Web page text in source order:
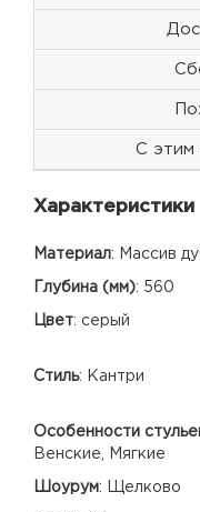
С этим
Характеристики
Материал: Массив
Глубина (мм): 560
Цвет: серый
Стиль: Кантри
Особенности
Венские, Мягкие
Шоурум: Щелково